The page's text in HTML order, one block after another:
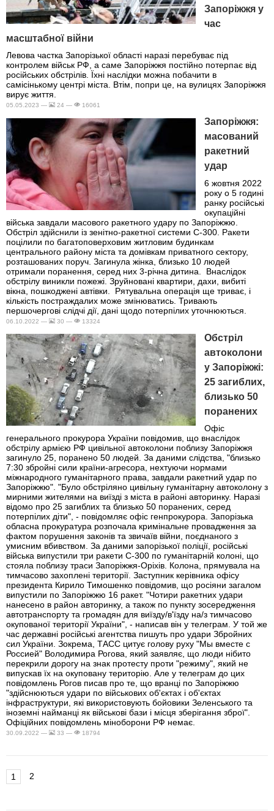
Запоріжжя у
час
масштабної війни
Левова частка Запорізької області наразі перебуває під
контролем військ РФ, а саме Запоріжжя постійно потерпає від
російських обстрілів. Їхні наслідки можна побачити в
самісінькому центрі міста. Втім, попри це, на вулицях Запоріжжя
вирує життя.
05.05.2023 — 24 — 16061
Запоріжжя:
масований
ракетний
удар
6 жовтня 2022
року о 5 годині
ранку російські
окупаційні
війська завдали масового ракетного удару по Запоріжжю.
Обстріл здійснили із зенітно-ракетної системи С-300. Ракети
поцілили по багатоповерховим житловим будинкам
центрального району міста та домівкам приватного сектору,
розташованих поруч. Загинула жінка, близько 10 людей
отримали поранення, серед них 3-річна дитина. Внаслідок
обстрілу виникли пожежі. Зруйновані квартири, дахи, вибиті
вікна, пошкоджені автівки. Рятувальна операція ще триває, і
кількість постраждалих може змінюватись. Тривають
першочергові слідчі дії, дані щодо потерпілих уточнюються.
06.10.2022 — 30 — 13324
Обстріл
автоколони
у Запоріжжі:
25 загиблих,
близько 50
поранених
Офіс
генерального прокурора України повідомив, що внаслідок
обстрілу армією РФ цивільної автоколони поблизу Запоріжжя
загинуло 25, поранено 50 людей. За даними слідства, "близько
7:30 збройні сили країни-агресора, нехтуючи нормами
міжнародного гуманітарного права, завдали ракетний удар по
Запоріжжю". "Було обстріляно цивільну гуманітарну автоколону з
мирними жителями на виїзді з міста в районі авторинку. Наразі
відомо про 25 загиблих та близько 50 поранених, серед
потерпілих діти", - повідомляє офіс генпрокурора. Запорізька
обласна прокуратура розпочала кримінальне провадження за
фактом порушення законів та звичаїв війни, поєднаного з
умисним вбивством. За даними запорізької поліції, російські
війська випустили три ракети С-300 по гуманітарній колоні, що
стояла поблизу траси Запоріжжя-Оріхів. Колона, прямувала на
тимчасово захоплені території. Заступник керівника офісу
президента Кирило Тимошенко повідомив, що росіяни загалом
випустили по Запоріжжю 16 ракет. "Чотири ракетних удари
нанесено в район авторинку, а також по пункту зосередження
автотранспорту та громадян для виїзду/в'їзду на/з тимчасово
окупованої території України", - написав він у телеграм. У той же
час державні російські агентства пишуть про удари Збройних
сил України. Зокрема, ТАСС цитує голову руху "Мы вместе с
Россией" Володимира Рогова, який заявляє, що люди нібито
перекрили дорогу на знак протесту проти "режиму", який не
випускав їх на окуповану територію. Але у телеграм до цих
повідомлень Рогов писав про те, що вранці по Запоріжжю
"здійснюються удари по військових об'єктах і об'єктах
інфраструктури, які використовують бойовики Зеленського та
іноземні найманці як військові бази і місця зберігання зброї".
Офіційних повідомлень міноборони РФ немає.
30.09.2022 — 33 — 18794
1 2